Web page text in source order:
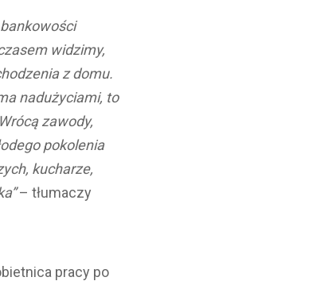
widzimy,
z domu.
nadużyciami, to
zawody,
pokolenia
kucharze,
– tłumaczy
pracy po